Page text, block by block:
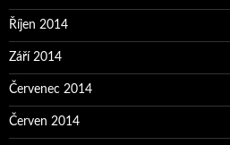
Říjen 2014
Září 2014
Červenec 2014
Červen 2014